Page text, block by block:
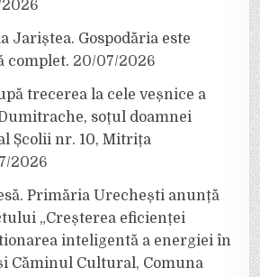
Jariștea. Gospodăria este
complet. 20/07/2026
trecerea la cele veșnice a
soțul doamnei
Școlii nr. 10, Mitrița
2026
Primăria Urechești anunță
„Creșterea eficienței
inteligentă a energiei în
Căminul Cultural, Comuna